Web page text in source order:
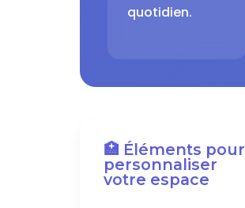
quotidien.
🏥 Éléments pour
personnaliser
votre espace